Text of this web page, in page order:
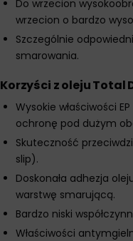
Do wrzecion
wrzecion o bardzo
Szczególnie
smarowania.
Korzyści z oleju Total
Wysokie właściwości
ochronę pod dużym
Skuteczność
slip).
Doskonała adhezja
warstwę smarującą.
Bardzo niski
Właściwości